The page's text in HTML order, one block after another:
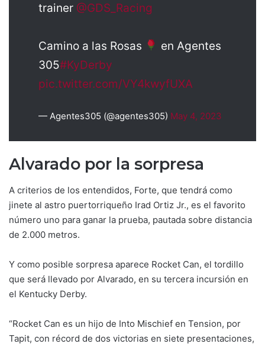
trainer @GDS_Racing
Camino a las Rosas
en Agentes
305#KyDerby
pic.twitter.com/VY4kwyfUXA
— Agentes305 (@agentes305) May 4, 2023
Alvarado por la sorpresa
A criterios de los entendidos, Forte, que tendrá como
jinete al astro puertorriqueño Irad Ortiz Jr., es el favorito
número uno para ganar la prueba, pautada sobre distancia
de 2.000 metros.
Y como posible sorpresa aparece Rocket Can, el tordillo
que será llevado por Alvarado, en su tercera incursión en
el Kentucky Derby.
“Rocket Can es un hijo de Into Mischief en Tension, por
Tapit, con récord de dos victorias en siete presentaciones,